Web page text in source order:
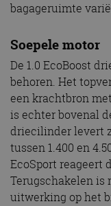
bagageruimte
Soepele motor
De 1.0 EcoBoost
behoren. Het
een krachtbron
is echter bovenal
driecilinder levert
tussen 1.400 en
EcoSport reageert
Terugschakelen is
uitwerking op het